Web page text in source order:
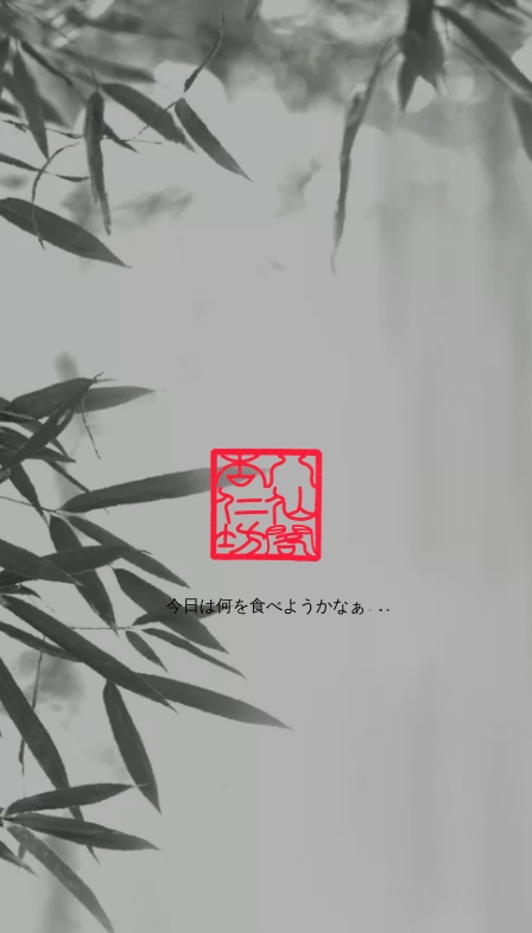
今日は何を食べようかなぁ
二子玉川 中華料理 杏仁坊
2025/07/07から07/12のランチメニュー